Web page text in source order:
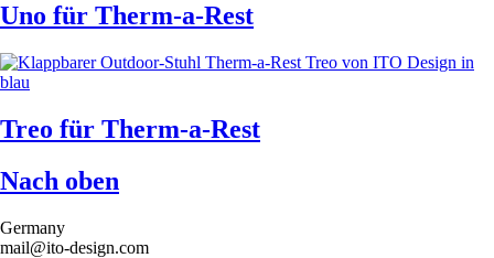
Uno für Therm-a-Rest
Treo für Therm-a-Rest
Nach oben
Germany
mail@ito-design.com